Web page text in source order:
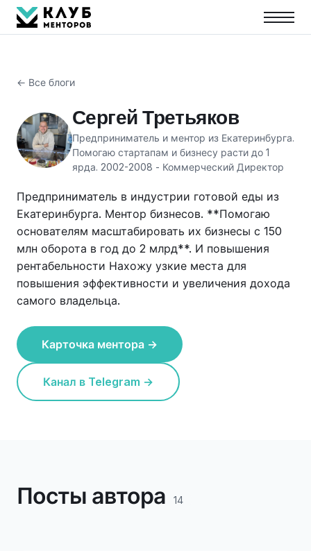
← Все блоги
Сергей Третьяков
Предприниматель и ментор из Екатеринбурга.
Помогаю стартапам и бизнесу расти до 1
ярда. 2002-2008 - Коммерческий Директор
Предприниматель в индустрии готовой еды из
Екатеринбурга. Ментор бизнесов. **Помогаю
основателям масштабировать их бизнесы с 150
млн оборота в год до 2 млрд**. И повышения
рентабельности Нахожу узкие места для
повышения эффективности и увеличения дохода
самого владельца.
Карточка ментора →
Канал в Telegram →
Посты автора 14